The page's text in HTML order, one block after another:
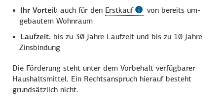
Ihr Vorteil: auch für den Erstkauf
von bereits um­
gebautem Wohn­raum
Laufzeit: bis zu 30 Jahre Laufzeit und bis zu 10 Jahre
Zins­bindung
Die Förderung steht unter dem Vorbehalt verfügbarer
Haushalts­mittel. Ein Rechts­anspruch hierauf besteht
grund­sätzlich nicht.